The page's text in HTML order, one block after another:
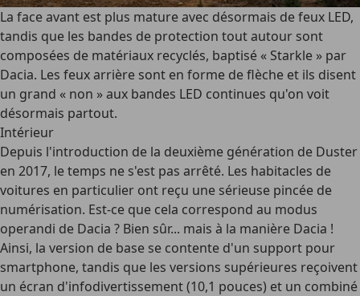
La face avant est plus mature avec désormais de feux LED,
tandis que les bandes de protection tout autour sont
composées de matériaux recyclés, baptisé « Starkle » par
Dacia. Les feux arrière sont en forme de flèche et ils disent
un grand « non » aux bandes LED continues qu'on voit
désormais partout.
Intérieur
Depuis l'introduction de la deuxième génération de Duster
en 2017, le temps ne s'est pas arrêté. Les habitacles de
voitures en particulier ont reçu une sérieuse pincée de
numérisation. Est-ce que cela correspond au modus
operandi de Dacia ? Bien sûr... mais à la manière Dacia !
Ainsi, la version de base se contente d'un support pour
smartphone, tandis que les versions supérieures reçoivent
un écran d'infodivertissement (10,1 pouces) et un combiné